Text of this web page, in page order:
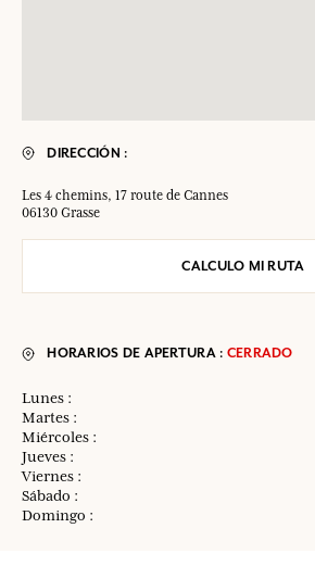
DIRECCIÓN :
Les 4 chemins, 17 route de Cannes
06130 Grasse
CALCULO MI RUTA
HORARIOS DE APERTURA : CERRADO
Lunes :
Martes :
Miércoles :
Jueves :
Viernes :
Sábado :
Domingo :